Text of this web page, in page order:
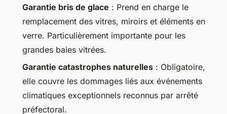
Garantie bris de glace : Prend en charge le
remplacement des vitres, miroirs et éléments en
verre. Particulièrement importante pour les
grandes baies vitrées.
Garantie catastrophes naturelles : Obligatoire,
elle couvre les dommages liés aux événements
climatiques exceptionnels reconnus par arrêté
préfectoral.